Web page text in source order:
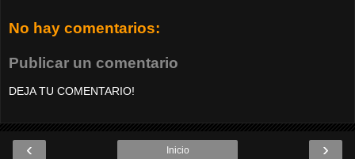
No hay comentarios:
Publicar un comentario
DEJA TU COMENTARIO!
‹ ›
Inicio